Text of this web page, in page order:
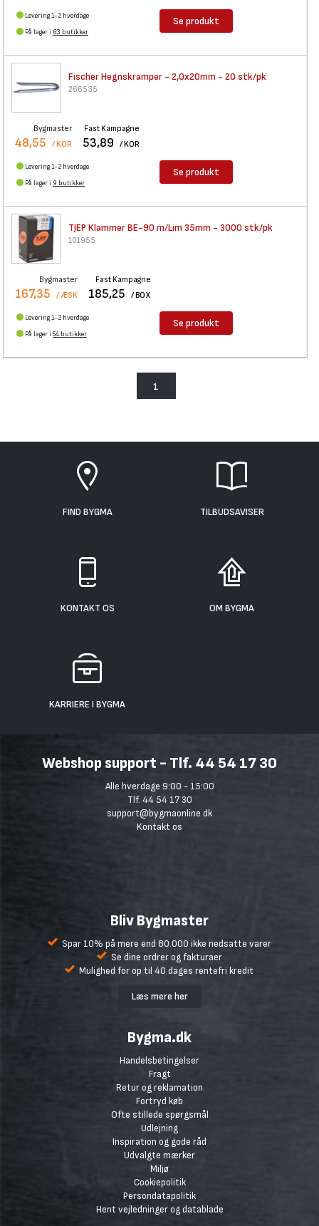
Levering 1-2 hverdage
På lager i 63 butikker
Se produkt
Fischer Hegnskramper - 2,0x20mm - 20 stk/pk
266535
Bygmaster
48,55 / KOR
Fast Kampagne
53,89 / KOR
Levering 1-2 hverdage
På lager i 9 butikker
Se produkt
TJEP Klammer BE-90 m/Lim 35mm - 3000 stk/pk
101955
Bygmaster
167,35 / ÆSK
Fast Kampagne
185,25 / BOX
Levering 1-2 hverdage
På lager i 54 butikker
Se produkt
1
FIND BYGMA TILBUDSAVISER
KONTAKT OS OM BYGMA
KARRIERE I BYGMA
Webshop support - Tlf. 44 54 17 30
Alle hverdage 9:00 - 15:00
Tlf. 44 54 17 30
support@bygmaonline.dk
Kontakt os
Bliv Bygmaster
Spar 10% på mere end 80.000 ikke nedsatte varer
Se dine ordrer og fakturaer
Mulighed for op til 40 dages rentefri kredit
Læs mere her
Bygma.dk
Handelsbetingelser
Fragt
Retur og reklamation
Fortryd køb
Ofte stillede spørgsmål
Udlejning
Inspiration og gode råd
Udvalgte mærker
Miljø
Cookiepolitik
Persondatapolitik
Hent vejledninger og datablade